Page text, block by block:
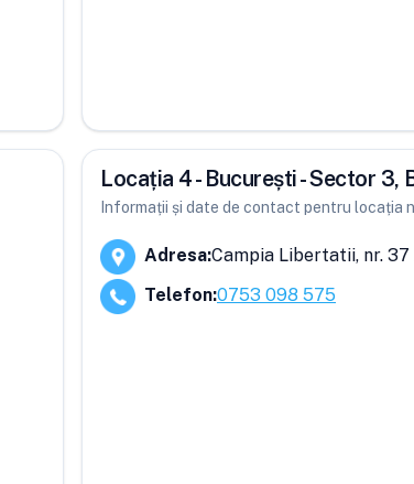
Locația 4 - București - Sector 3,
Informații și date de contact pentru locația
Adresa:Campia Libertatii, nr. 37
Telefon:0753 098 575